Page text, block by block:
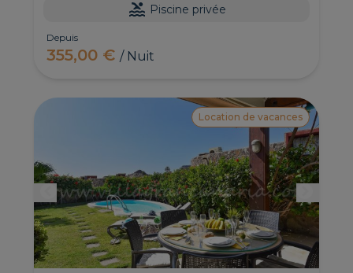
Piscine privée
Depuis
355,00 €/ Nuit
Location de vacances